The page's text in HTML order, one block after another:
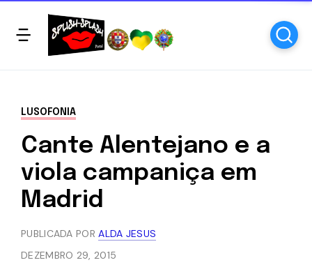
LUSOFONIA
Cante Alentejano e a
viola campaniça em
Madrid
PUBLICADA PORALDA JESUS
DEZEMBRO 29, 2015